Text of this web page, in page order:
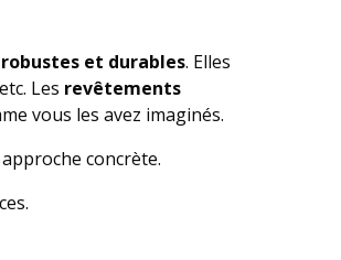
et durables. Elles
Les revêtements
vous les avez imaginés.
concrète.